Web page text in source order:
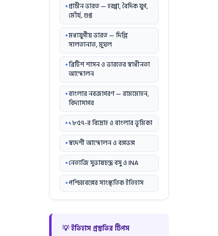
প্রাচীন ভারত — হরপ্পা, বৈদিক যুগ,
মৌর্য, গুপ্ত
মধ্যযুগীয় ভারত — দিল্লি
সালতানাত, মুঘল
ব্রিটিশ শাসন ও ভারতের স্বাধীনতা
আন্দোলন
বাংলার নবজাগরণ — রামমোহন,
বিদ্যাসাগর
১৮৫৭-র বিদ্রোহ ও বাংলার ভূমিকা
স্বদেশী আন্দোলন ও বঙ্গভঙ্গ
নেতাজি সুভাষচন্দ্র বসু ও INA
পশ্চিমবঙ্গের সাংস্কৃতিক ইতিহাস
💡 ইতিহাস প্রস্তুতির টিপস